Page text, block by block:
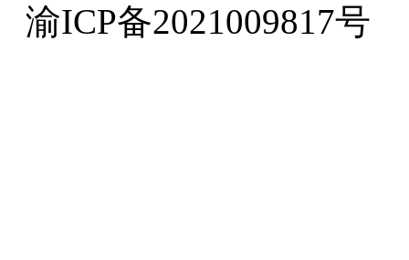
渝ICP备2021009817号